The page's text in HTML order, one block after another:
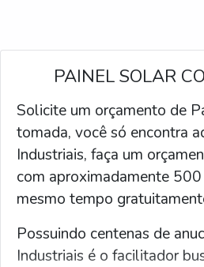
PAINEL SOLAR
Solicite um orçamento de
tomada, você só encontra
Industriais, faça um
com aproximadamente
mesmo tempo
Possuindo centenas de
Industriais é o facilitador